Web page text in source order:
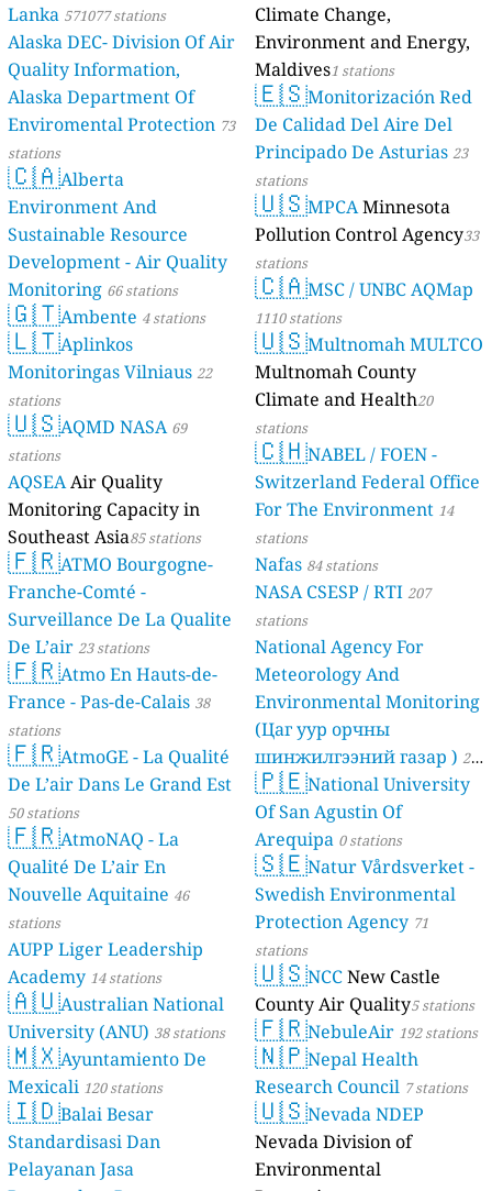
Lanka 571077 stations
Alaska DEC- Division Of Air
Quality Information,
Alaska Department Of
Enviromental Protection 73
stations
🇨🇦Alberta
Environment And
Sustainable Resource
Development - Air Quality
Monitoring 66 stations
🇬🇹Ambente 4 stations
🇱🇹Aplinkos
Monitoringas Vilniaus 22
stations
🇺🇸AQMD NASA 69
stations
AQSEAAir Quality
Monitoring Capacity in
Southeast Asia85 stations
🇫🇷ATMO Bourgogne-
Franche-Comté -
Surveillance De La Qualite
De L’air 23 stations
🇫🇷Atmo En Hauts-de-
France - Pas-de-Calais 38
stations
🇫🇷AtmoGE - La Qualité
De L’air Dans Le Grand Est
50 stations
🇫🇷AtmoNAQ - La
Qualité De L’air En
Nouvelle Aquitaine 46
stations
AUPP Liger Leadership
Academy 14 stations
🇦🇺Australian National
University (ANU) 38 stations
🇲🇽Ayuntamiento De
Mexicali 120 stations
🇮🇩Balai Besar
Standardisasi Dan
Pelayanan Jasa
Climate Change,
Environment and Energy,
Maldives1 stations
🇪🇸Monitorización Red
De Calidad Del Aire Del
Principado De Asturias 23
stations
🇺🇸MPCAMinnesota
Pollution Control Agency33
stations
🇨🇦MSC / UNBC AQMap
1110 stations
🇺🇸Multnomah MULTCO
Multnomah County
Climate and Health20
stations
🇨🇭NABEL / FOEN -
Switzerland Federal Office
For The Environment 14
stations
Nafas 84 stations
NASA CSESP / RTI 207
stations
National Agency For
Meteorology And
Environmental Monitoring
(Цаг уур орчны
шинжилгээний газар ) 21
stations
🇵🇪National University
Of San Agustin Of
Arequipa 0 stations
🇸🇪Natur Vårdsverket -
Swedish Environmental
Protection Agency 71
stations
🇺🇸NCCNew Castle
County Air Quality5 stations
🇫🇷NebuleAir 192 stations
🇳🇵Nepal Health
Research Council 7 stations
🇺🇸Nevada NDEP
Nevada Division of
Environmental